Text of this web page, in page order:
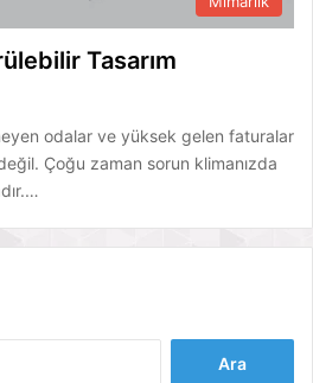
Tasarım
odalar ve yüksek gelen faturalar
Çoğu zaman sorun klimanızda